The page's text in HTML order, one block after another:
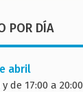
POR DÍA
abril
de 17:00 a 20:00